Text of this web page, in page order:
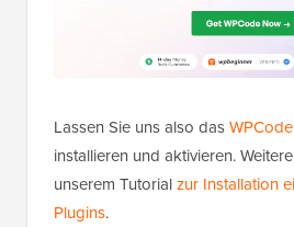
Lassen Sie uns also das
installieren und aktivieren.
unserem Tutorialzur Installation
Plugins.